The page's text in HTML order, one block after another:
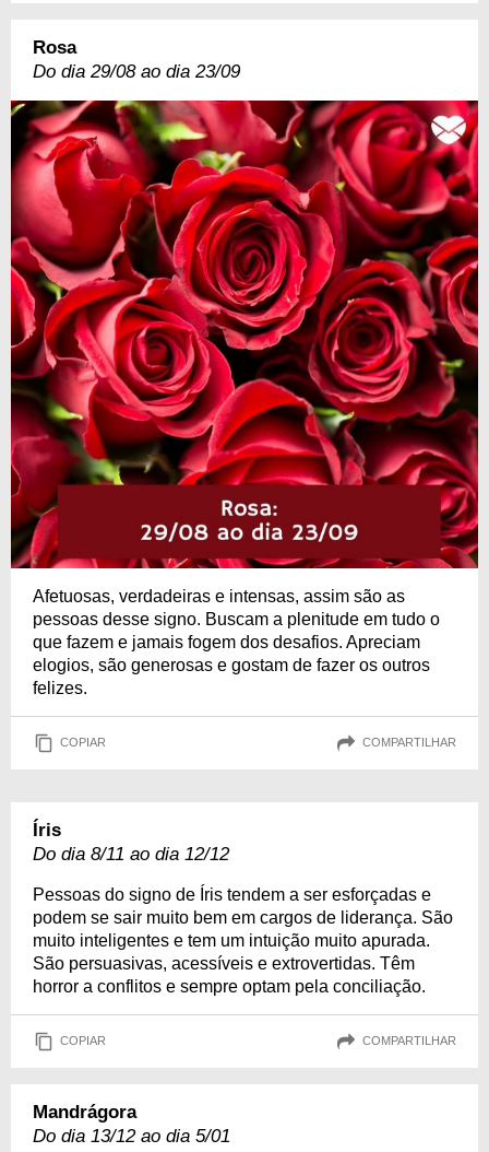
Rosa
Do dia 29/08 ao dia 23/09
Afetuosas, verdadeiras e intensas, assim são as
pessoas desse signo. Buscam a plenitude em tudo o
que fazem e jamais fogem dos desafios. Apreciam
elogios, são generosas e gostam de fazer os outros
felizes.
COPIAR COMPARTILHAR
Íris
Do dia 8/11 ao dia 12/12
Pessoas do signo de Íris tendem a ser esforçadas e
podem se sair muito bem em cargos de liderança. São
muito inteligentes e tem um intuição muito apurada.
São persuasivas, acessíveis e extrovertidas. Têm
horror a conflitos e sempre optam pela conciliação.
COPIAR COMPARTILHAR
Mandrágora
Do dia 13/12 ao dia 5/01